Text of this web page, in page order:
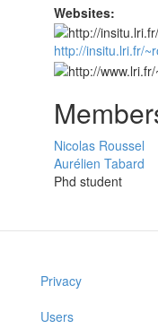
Websites:
http://insitu.lri.fr/
Nicolas Roussel
Aurélien Tabard
Phd student
Privacy
Users